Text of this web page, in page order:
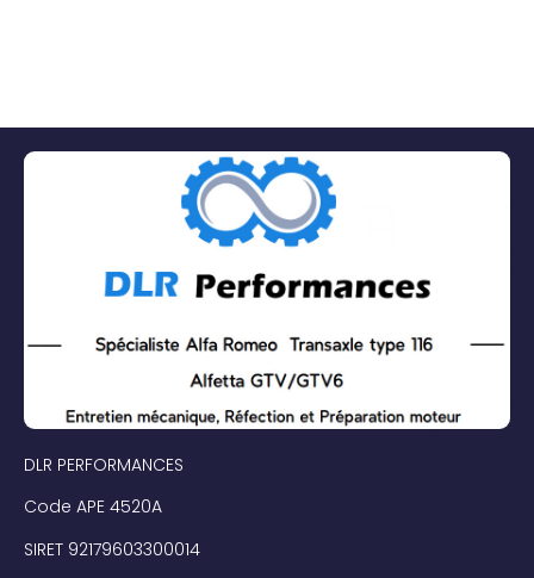
DLR PERFORMANCES
Code APE 4520A
SIRET 92179603300014